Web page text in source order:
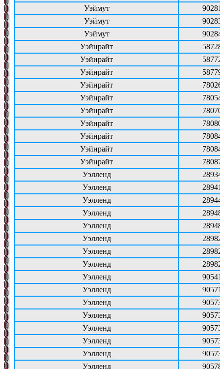
Уэймут
Уэймут
Уэймут
Уэйнрайт
Уэйнрайт
Уэйнрайт
Уэйнрайт
Уэйнрайт
Уэйнрайт
Уэйнрайт
Уэйнрайт
Уэйнрайт
Уэйнрайт
Уэлленд
Уэлленд
Уэлленд
Уэлленд
Уэлленд
Уэлленд
Уэлленд
Уэлленд
Уэлленд
Уэлленд
Уэлленд
Уэлленд
Уэлленд
Уэлленд
Уэлленд
Уэлленд